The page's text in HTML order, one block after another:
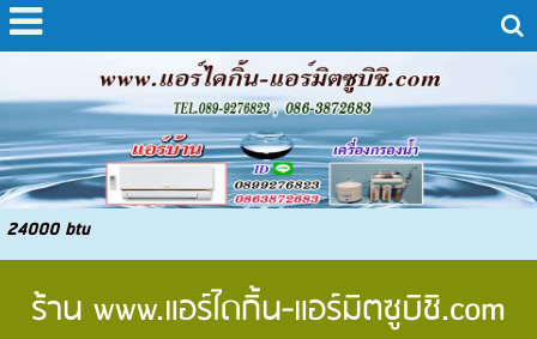
24000 btu
ร้าน www.แอร์ไดกิ้น-แอร์มิตซูบิชิ.com